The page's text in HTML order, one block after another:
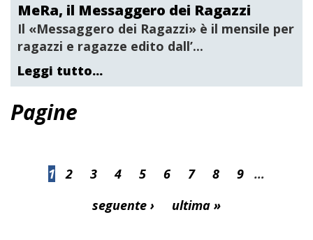
MeRa, il Messaggero dei Ragazzi
Il «Messaggero dei Ragazzi» è il mensile per
ragazzi e ragazze edito dall’...
Leggi tutto...
Pagine
1 2 3 4 5 6 7 8 9
…
seguente ›
ultima »